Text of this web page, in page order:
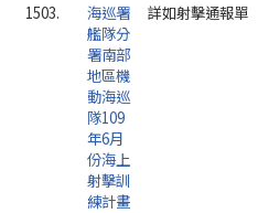
1503.
海巡署
艦隊分
署南部
地區機
動海巡
隊109
年6月
份海上
射擊訓
練計畫
詳如射擊通報單